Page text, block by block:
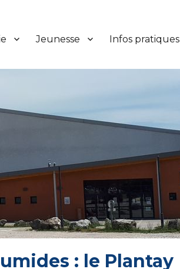
Jeunesse Infos pratiques
: le Plantay